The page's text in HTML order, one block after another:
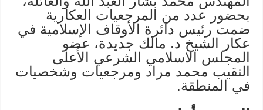
بحضور عدد من المرجعيات العكارية
ضمت رئيس دائرة الأوقاف الإسلامية في
عكار الشيخ د. مالك جديدة، عضو
المجلس الاسلامي الشرعي الأعلى
النقيب محمد مراد ومرجعيات وشخصيات
في المنطقة.